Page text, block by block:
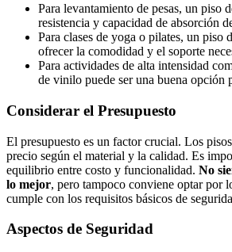
Para levantamiento de pesas, un piso
resistencia y capacidad de absorción
Para clases de yoga o pilates, un piso
ofrecer la comodidad y el soporte
Para actividades de alta intensidad
de vinilo puede ser una buena opción
Considerar el Presupuesto
El presupuesto es un factor crucial. Los
precio según el material y la calidad. Es
equilibrio entre costo y funcionalidad. No
lo mejor, pero tampoco conviene optar por
cumple con los requisitos básicos de
Aspectos de Seguridad